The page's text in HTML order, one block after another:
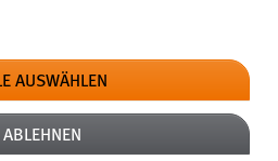
Donnerstag, 09.07.2026|
Campus | Veranstalter:
für Gender und Diversity
AUSWÄHLEN
ABLEHNEN